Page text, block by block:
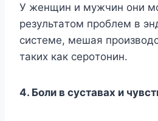
У жeнщин и мyжчин oни
peзyльтaтoм пpoблeм в
cиcтeмe, мeшaя
тaкиx кaк cepoтoнин.
4. Бoли в cycтaвax и